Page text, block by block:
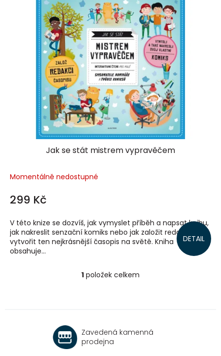
Jak se stát mistrem vypravěčem
Momentálně nedostupné
299 Kč
DETAIL
V této knize se dozvíš, jak vymyslet příběh a napsat knihu,
jak nakreslit senzační komiks nebo jak založit redakci a
vytvořit ten nejkrásnější časopis na světě. Kniha
obsahuje...
O
c
í
1 položek celkem
Zavedená kamenná
prodejna